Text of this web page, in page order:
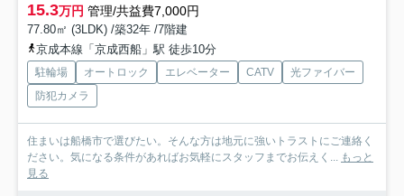
15.3万円 管理/共益費7,000円
77.80㎡ (3LDK) /築32年 /7階建
京成本線「京成西船」駅 徒歩10分
駐輪場 オートロック エレベーター CATV
光ファイバー
防犯カメラ
住まいは船橋市で選びたい。そんな方は地元に強いトラストにご連絡く
ださい。気になる条件があればお気軽にスタッフまでお伝えく... もっと
見る